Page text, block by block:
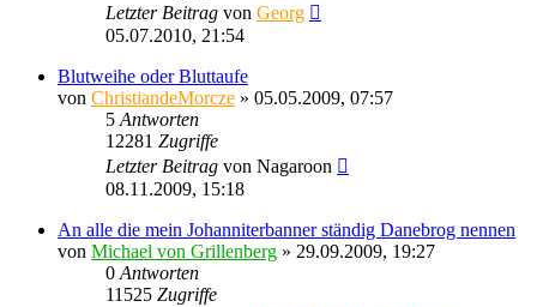
Letzter Beitrag von Georg
05.07.2010, 21:54
Blutweihe oder Bluttaufe
von ChristiandeMorcze » 05.05.2009, 07:57
5Antworten
12281 Zugriffe
Letzter Beitrag von Nagaroon
08.11.2009, 15:18
An alle die mein Johanniterbanner ständig Danebrog nennen
von Michael von Grillenberg » 29.09.2009, 19:27
0Antworten
11525 Zugriffe